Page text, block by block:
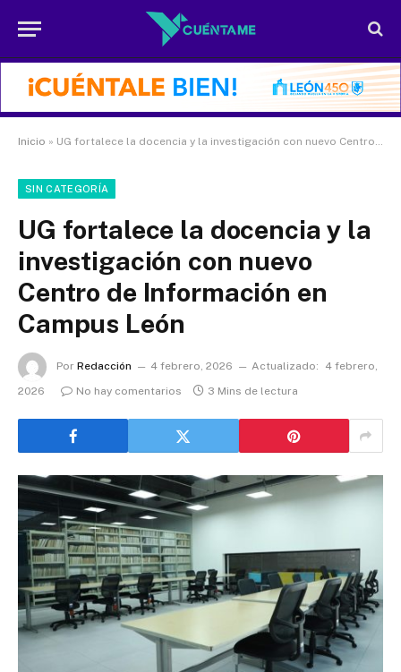
Inicio » UG fortalece la docencia y la investigación con nuevo Centro de Información en Campus León
SIN CATEGORÍA
UG fortalece la docencia y la
investigación con nuevo
Centro de Información en
Campus León
Por Redacción 4 febrero, 2026 Actualizado:
4 febrero,
2026
No hay comentarios 3 Mins de lectura